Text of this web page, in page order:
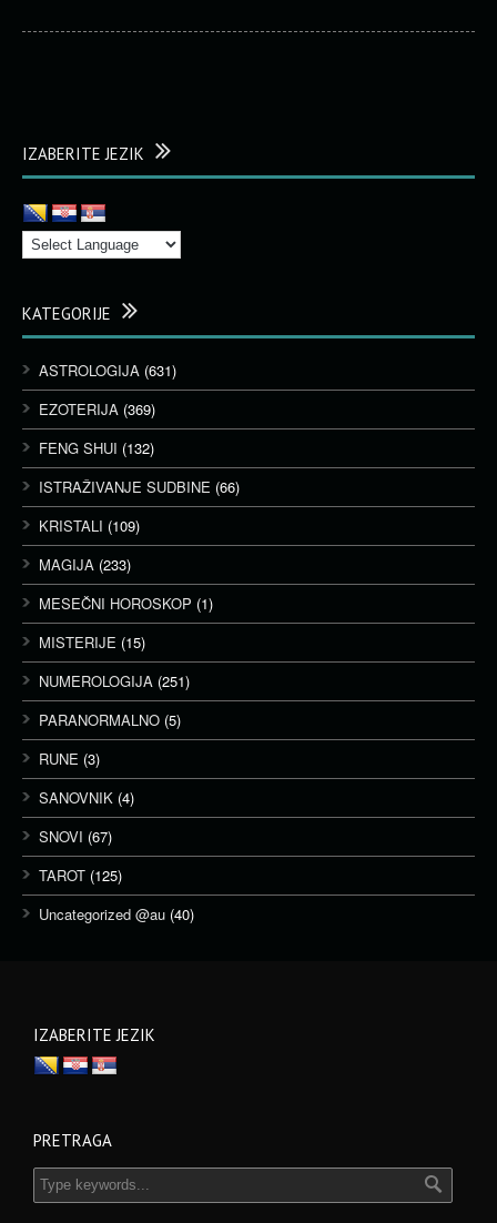
IZABERITE JEZIK
KATEGORIJE
ASTROLOGIJA (631)
EZOTERIJA (369)
FENG SHUI (132)
ISTRAŽIVANJE SUDBINE (66)
KRISTALI (109)
MAGIJA (233)
MESEČNI HOROSKOP (1)
MISTERIJE (15)
NUMEROLOGIJA (251)
PARANORMALNO (5)
RUNE (3)
SANOVNIK (4)
SNOVI (67)
TAROT (125)
Uncategorized @au (40)
IZABERITE JEZIK
PRETRAGA